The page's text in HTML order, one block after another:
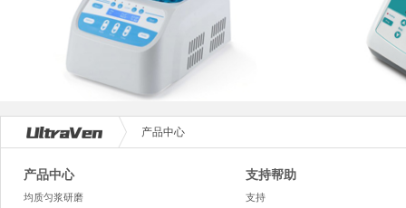
产品中心
产品中心
均质匀浆研磨
支持帮助
支持